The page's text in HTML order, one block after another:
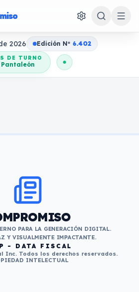
2026 Edición No 6.402
DE TURNO
PARA LA GENERACIÓN DIGITAL.
Y VISUALMENTE IMPACTANTE.
- DATA FISCAL
Inc. Todos los derechos reservados.
INTELECTUAL